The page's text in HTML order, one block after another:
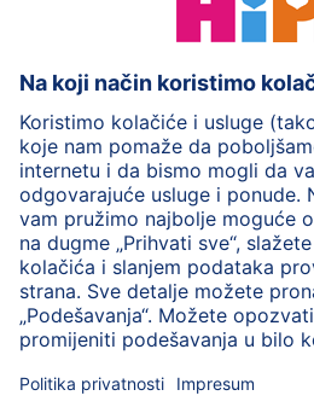
HiPP mliječna formula
HiPP za djecu
HiPP Njega
Pravila o privatnosti
Impresum
Više o